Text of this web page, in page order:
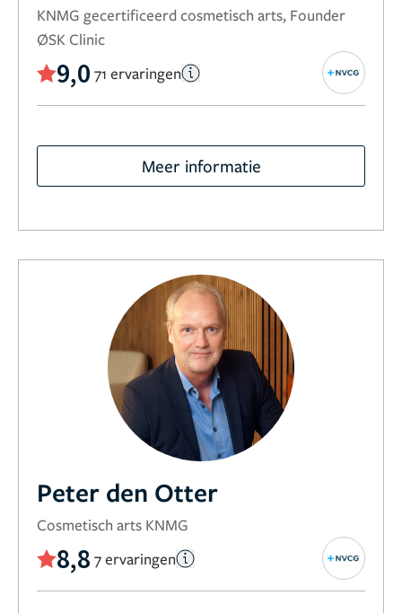
KNMG gecertificeerd cosmetisch arts, Founder
ØSK Clinic
9,0 71 ervaringen
Meer informatie
Peter den Otter
Cosmetisch arts KNMG
8,8 7 ervaringen